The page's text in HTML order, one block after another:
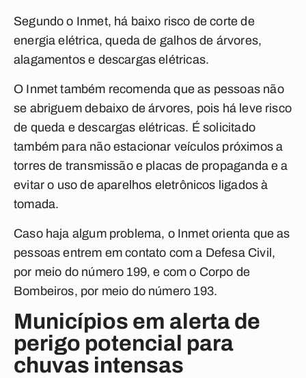
Segundo o Inmet, há baixo risco de corte de
energia elétrica, queda de galhos de árvores,
alagamentos e descargas elétricas.
O Inmet também recomenda que as pessoas não
se abriguem debaixo de árvores, pois há leve risco
de queda e descargas elétricas. É solicitado
também para não estacionar veículos próximos a
torres de transmissão e placas de propaganda e a
evitar o uso de aparelhos eletrônicos ligados à
tomada.
Caso haja algum problema, o Inmet orienta que as
pessoas entrem em contato com a Defesa Civil,
por meio do número 199, e com o Corpo de
Bombeiros, por meio do número 193.
Municípios em alerta de
perigo potencial para
chuvas intensas